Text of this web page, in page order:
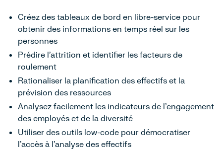
Créez des tableaux de bord en libre-service pour
obtenir des informations en temps réel sur les
personnes
Prédire l'attrition et identifier les facteurs de
roulement
Rationaliser la planification des effectifs et la
prévision des ressources
Analysez facilement les indicateurs de l'engagement
des employés et de la diversité
Utiliser des outils low-code pour démocratiser
l'accès à l'analyse des effectifs